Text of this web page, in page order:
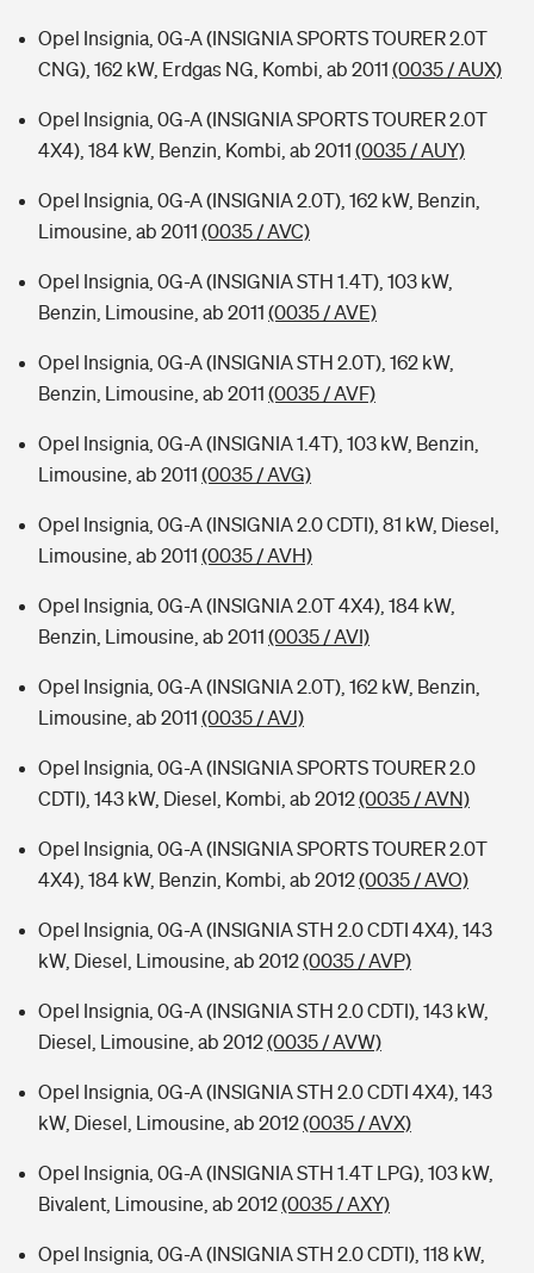
Opel Insignia, 0G-A (INSIGNIA SPORTS TOURER 2.0T
CNG), 162 kW, Erdgas NG, Kombi, ab 2011 (0035 / AUX)
Opel Insignia, 0G-A (INSIGNIA SPORTS TOURER 2.0T
4X4), 184 kW, Benzin, Kombi, ab 2011 (0035 / AUY)
Opel Insignia, 0G-A (INSIGNIA 2.0T), 162 kW, Benzin,
Limousine, ab 2011 (0035 / AVC)
Opel Insignia, 0G-A (INSIGNIA STH 1.4T), 103 kW,
Benzin, Limousine, ab 2011 (0035 / AVE)
Opel Insignia, 0G-A (INSIGNIA STH 2.0T), 162 kW,
Benzin, Limousine, ab 2011 (0035 / AVF)
Opel Insignia, 0G-A (INSIGNIA 1.4T), 103 kW, Benzin,
Limousine, ab 2011 (0035 / AVG)
Opel Insignia, 0G-A (INSIGNIA 2.0 CDTI), 81 kW, Diesel,
Limousine, ab 2011 (0035 / AVH)
Opel Insignia, 0G-A (INSIGNIA 2.0T 4X4), 184 kW,
Benzin, Limousine, ab 2011 (0035 / AVI)
Opel Insignia, 0G-A (INSIGNIA 2.0T), 162 kW, Benzin,
Limousine, ab 2011 (0035 / AVJ)
Opel Insignia, 0G-A (INSIGNIA SPORTS TOURER 2.0
CDTI), 143 kW, Diesel, Kombi, ab 2012(0035 / AVN)
Opel Insignia, 0G-A (INSIGNIA SPORTS TOURER 2.0T
4X4), 184 kW, Benzin, Kombi, ab 2012(0035 / AVO)
Opel Insignia, 0G-A (INSIGNIA STH 2.0 CDTI 4X4), 143
kW, Diesel, Limousine, ab 2012(0035 / AVP)
Opel Insignia, 0G-A (INSIGNIA STH 2.0 CDTI), 143 kW,
Diesel, Limousine, ab 2012(0035 / AVW)
Opel Insignia, 0G-A (INSIGNIA STH 2.0 CDTI 4X4), 143
kW, Diesel, Limousine, ab 2012(0035 / AVX)
Opel Insignia, 0G-A (INSIGNIA STH 1.4T LPG), 103 kW,
Bivalent, Limousine, ab 2012(0035 / AXY)
Opel Insignia, 0G-A (INSIGNIA STH 2.0 CDTI), 118 kW,